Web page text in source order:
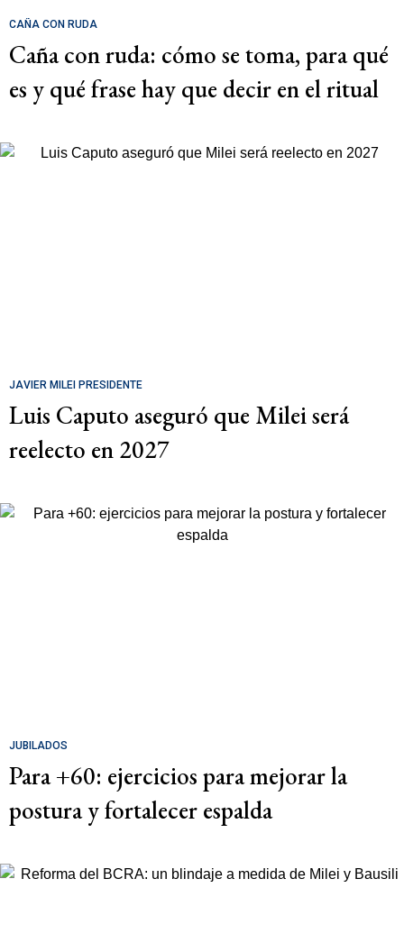
CAÑA CON RUDA
Caña con ruda: cómo se toma, para qué
es y qué frase hay que decir en el ritual
JAVIER MILEI PRESIDENTE
Luis Caputo aseguró que Milei será
reelecto en 2027
JUBILADOS
Para +60: ejercicios para mejorar la
postura y fortalecer espalda